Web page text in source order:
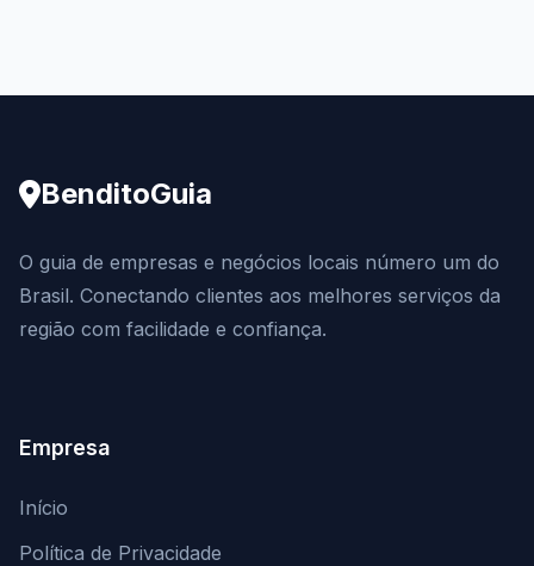
BenditoGuia
O guia de empresas e negócios locais número um do
Brasil. Conectando clientes aos melhores serviços da
região com facilidade e confiança.
Empresa
Início
Política de Privacidade